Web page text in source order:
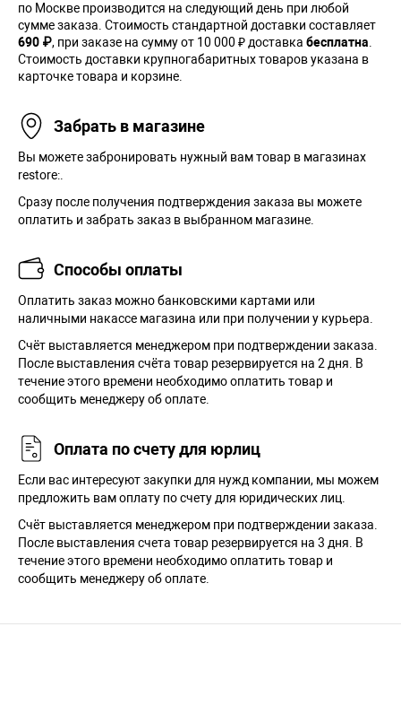
по Москве производится на следующий день при любой
сумме заказа. Cтоимость стандартной доставки составляет
690 ₽, при заказе на сумму от 10 000 ₽ доставка бесплатна
Стоимость доставки крупногабаритных товаров указана в
карточке товара и корзине.
Забрать в магазине
Вы можете забронировать нужный вам товар в магазинах
restore:.
Сразу после получения подтверждения заказа вы можете
оплатить и забрать заказ в выбранном магазине.
Способы оплаты
Оплатить заказ можно банковскими картами или
наличными накассе магазина или при получении у курьера.
Cчёт выставляется менеджером при подтверждении заказа.
После выставления счёта товар резервируется на 2 дня. В
течение этого времени необходимо оплатить товар и
сообщить менеджеру об оплате.
Оплата по счету для юрлиц
Если вас интересуют закупки для нужд компании, мы можем
предложить вам оплату по счету для юридических лиц.
Счёт выставляется менеджером при подтверждении заказа.
После выставления счета товар резервируется на 3 дня. В
течение этого времени необходимо оплатить товар и
сообщить менеджеру об оплате.